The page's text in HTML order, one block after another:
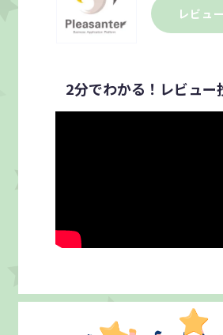
レビュ
2分でわかる！ レビュー